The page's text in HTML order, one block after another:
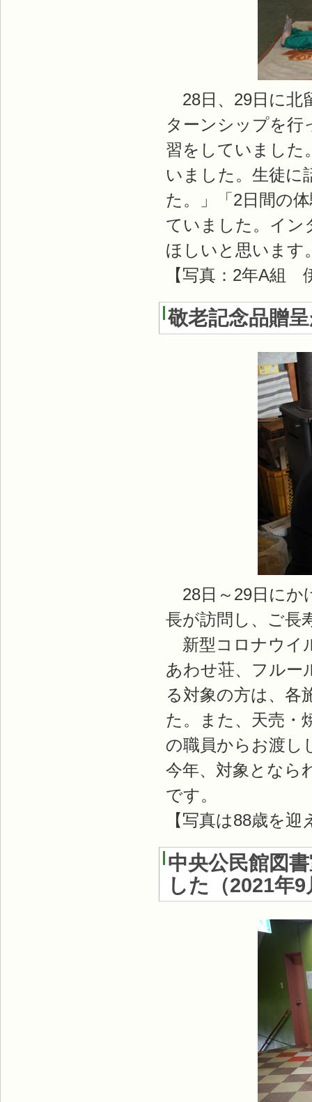
28日、29日に北
ターンシップを行
習をしていました
いました。生徒に
た。」「2日間の
ていました。イン
ほしいと思います
【写真：2年A
敬老記念品贈
28日～29日にか
長が訪問し、ご長
新型コロナウイ
あわせ荘、フルー
る対象の方は、各
た。また、天売・
の職員からお渡し
今年、対象となら
です。
【写真は88歳を
中央公民館図
した （2021年9